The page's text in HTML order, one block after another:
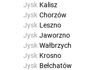
Jysk Kalisz
Jysk Chorzów
Jysk Leszno
Jysk Jaworzno
Jysk Wałbrzych
Jysk Krosno
Jysk Bełchatów